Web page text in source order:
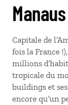
Capitale de
fois la France !),
millions
tropicale du
buildings et
encore qu’un